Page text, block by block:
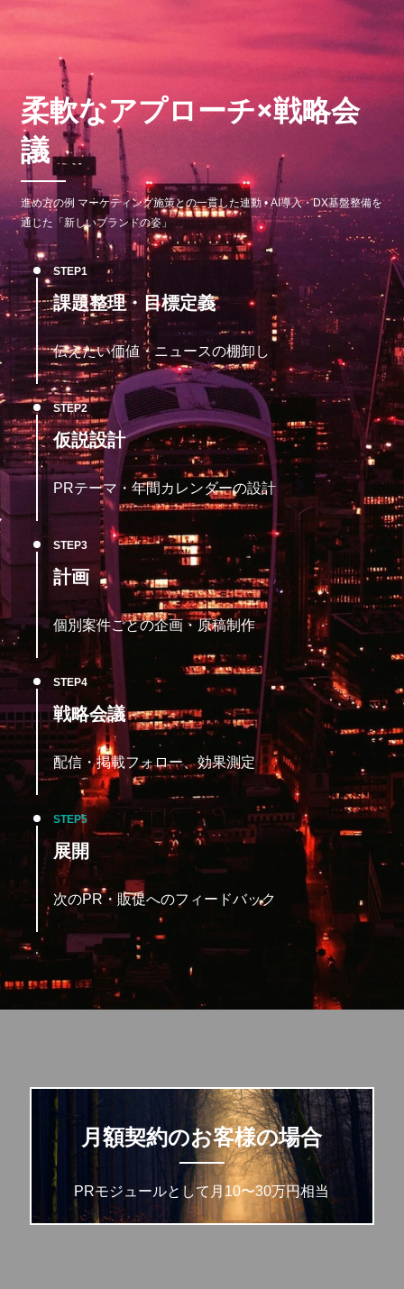
柔軟なアプローチ×戦略会
議
進め方の例 マーケティング施策との一貫した連動 • AI導入・DX基盤整備を
通じた「新しいブランドの姿」
STEP
課題整理・目標定義
伝えたい価値・ニュースの棚卸し
STEP
仮説設計
PRテーマ・年間カレンダーの設計
STEP
計画
個別案件ごとの企画・原稿制作
STEP
戦略会議
配信・掲載フォロー、効果測定
STEP
展開
次のPR・販促へのフィードバック
月額契約のお客様の場合
PRモジュールとして月10〜30万円相当